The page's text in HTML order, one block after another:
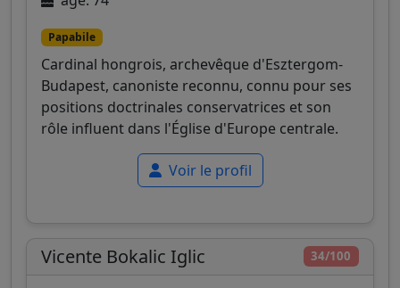
Papabile
Cardinal hongrois, archevêque d'Esztergom-
Budapest, canoniste reconnu, connu pour ses
positions doctrinales conservatrices et son
rôle influent dans l'Église d'Europe centrale.
Voir le profil
34/100
Vicente Bokalic Iglic